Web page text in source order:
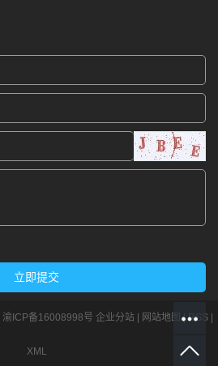
渝ICP备16008998号 企业分站 网站地图 |RSS
XML